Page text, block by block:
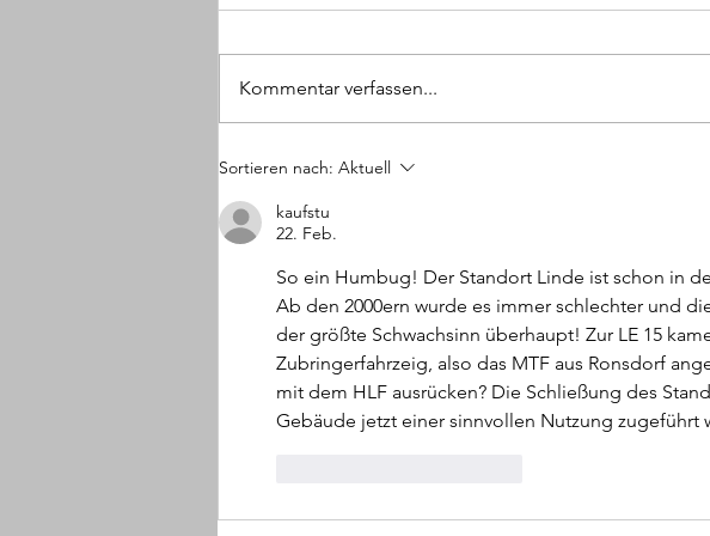
(W) Mit Faust ins Gesicht
geschlagen und Halskette
geraubt
Kommentar verfassen...
Sortieren nach: Aktuell
kaufstu
22. Feb.
So ein Humbug! Der Standort Linde ist schon in
Ab den 2000ern wurde es immer schlechter und
der größte Schwachsinn überhaupt! Zur LE 15
Zubringerfahrzeig, also das MTF aus Ronsdorf
mit dem HLF ausrücken? Die Schließung des
Gebäude jetzt einer sinnvollen Nutzung zugeführt